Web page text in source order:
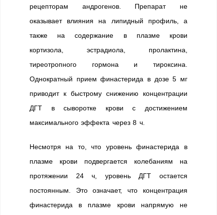
рецепторам андрогенов. Препарат не
оказывает влияния на липидный профиль, а
также на содержание в плазме крови
кортизола, эстрадиола, пролактина,
тиреотропного гормона и тироксина.
Однократный прием финастерида в дозе 5 мг
приводит к быстрому снижению концентрации
ДГТ в сыворотке крови с достижением
максимального эффекта через 8 ч.
Несмотря на то, что уровень финастерида в
плазме крови подвергается колебаниям на
протяжении 24 ч, уровень ДГТ остается
постоянным. Это означает, что концентрация
финастерида в плазме крови напрямую не